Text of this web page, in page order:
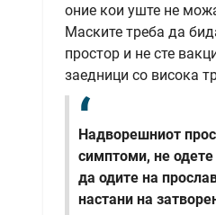
оние кои уште не
Маските треба да
простор и не сте
заедници со висока
Надворешниот
симптоми, не одете
да одите на
настани на